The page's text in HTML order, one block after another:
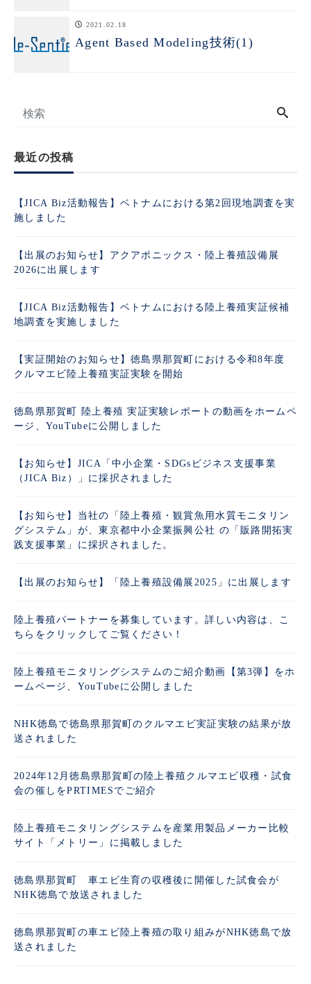
2021.02.18
Agent Based Modeling技術(1)
最近の投稿
【JICA Biz活動報告】ベトナムにおける第2回現地調査を実
施しました
【出展のお知らせ】アクアポニックス・陸上養殖設備展
2026に出展します
【JICA Biz活動報告】ベトナムにおける陸上養殖実証候補
地調査を実施しました
【実証開始のお知らせ】徳島県那賀町における令和8年度
クルマエビ陸上養殖実証実験を開始
徳島県那賀町 陸上養殖 実証実験レポートの動画をホームペ
ージ、YouTubeに公開しました
【お知らせ】JICA「中小企業・SDGsビジネス支援事業
（JICA Biz）」に採択されました
【お知らせ】当社の「陸上養殖・観賞魚用水質モニタリン
グシステム」が、東京都中小企業振興公社 の「販路開拓実
践支援事業」に採択されました。
【出展のお知らせ】「陸上養殖設備展2025」に出展します
陸上養殖パートナーを募集しています。詳しい内容は、こ
ちらをクリックしてご覧ください！
陸上養殖モニタリングシステムのご紹介動画【第3弾】をホ
ームページ、YouTubeに公開しました
NHK徳島で徳島県那賀町のクルマエビ実証実験の結果が放
送されました
2024年12月徳島県那賀町の陸上養殖クルマエビ収穫・試食
会の催しをPRTIMESでご紹介
陸上養殖モニタリングシステムを産業用製品メーカー比較
サイト「メトリー」に掲載しました
徳島県那賀町 車エビ生育の収穫後に開催した試食会が
NHK徳島で放送されました
徳島県那賀町の車エビ陸上養殖の取り組みがNHK徳島で放
送されました